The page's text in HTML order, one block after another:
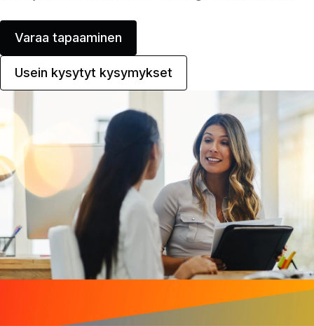
Varaa tapaaminen
Usein kysytyt kysymykset